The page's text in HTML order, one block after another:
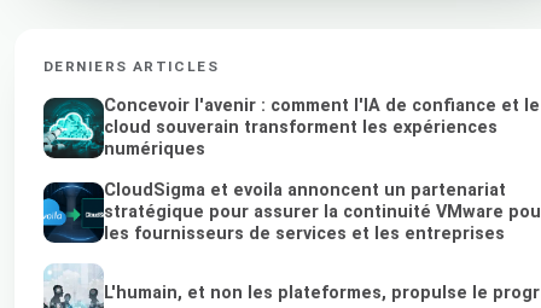
DERNIERS ARTICLES
Concevoir l'avenir : comment l'IA de confiance et le
cloud souverain transforment les expériences
numériques
CloudSigma et evoila annoncent un partenariat
stratégique pour assurer la continuité VMware
les fournisseurs de services et les entreprises
L'humain, et non les plateformes, propulse le